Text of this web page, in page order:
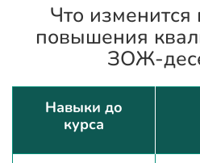
Что изменится
повышения
ЗОЖ-
Навыки до
курса